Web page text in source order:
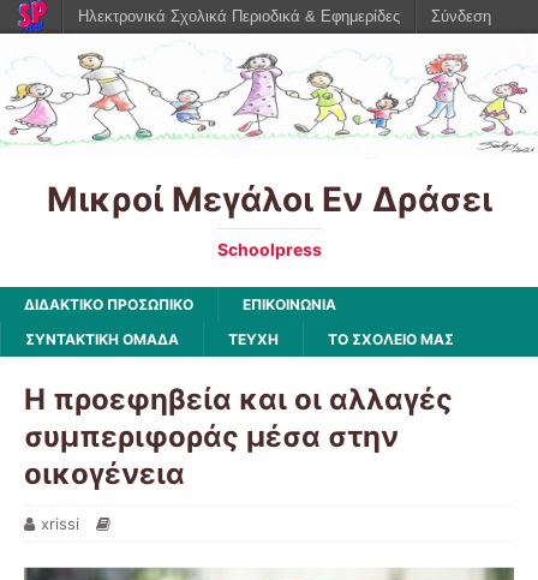
Μικροί Μεγάλοι Εν Δράσει
Schoolpress
ΔΙΔΑΚΤΙΚΟ ΠΡΟΣΩΠΙΚΟ
ΕΠΙΚΟΙΝΩΝΙΑ
ΣΥΝΤΑΚΤΙΚΗ ΟΜΑΔΑ
ΤΕΥΧΗ ΤΟ ΣΧΟΛΕΙΟ ΜΑΣ
Η προεφηβεία και οι αλλαγές
συμπεριφοράς μέσα στην
οικογένεια
xrissi
Ηλεκτρονικά Σχολικά Περιοδικά & Εφημερίδες Σύνδεση